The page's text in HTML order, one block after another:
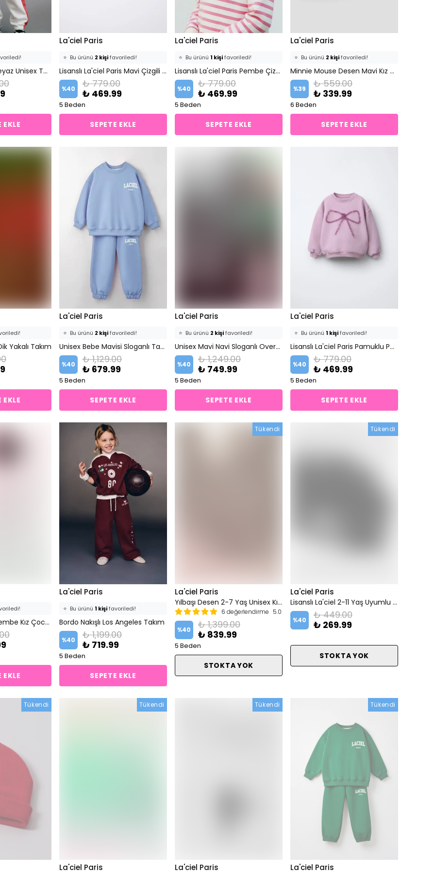
Önü Fermuarlı Beyaz Unisex Takım
EKLE
La'ciel Paris
⭐️ Bu ürünü 2 kişifavoriledi!
🛒 1 kişi sepetine ekledi!
Bugün0 adetsatıldı
Lisanslı La'ciel Paris Mavi Çizgili Uzun Kollu Sweatshirt
%40
₺ 779.00
₺ 469.99
5 Beden
SEPETE EKLE
La'ciel Paris
⭐️ Bu ürünü 1 kişifavoriledi!
🛒 0 kişi sepetine ekledi!
Bugün0 adetsatıldı
Lisanslı La'ciel Paris Pembe Çizgili Uzun Kollu Sweatshirt
%40
₺ 779.00
₺ 469.99
5 Beden
SEPETE EKLE
La'ciel Paris
⭐️ Bu ürünü 2 kişifavoriledi!
🛒 1 kişisepetine ekledi!
Bugün1 adetsatıldı
Minnie Mouse Desen Mavi Kız Çocuk Sweatshirt
%39
₺ 559.00
₺ 339.99
6 Beden
SEPETE EKLE
Yakalı Takım
EKLE
La'ciel Paris
⭐️ Bu ürünü 2 kişifavoriledi!
🛒 0 kişisepetine ekledi!
Bugün0 adetsatıldı
Unisex Bebe Mavisi Sloganlı Takım
%40
₺ 1,129.00
₺ 679.99
5 Beden
SEPETE EKLE
La'ciel Paris
⭐️ Bu ürünü 2 kişifavoriledi!
🛒 2 kişisepetine ekledi!
Bugün1 adetsatıldı
Unisex Mavi Navi Sloganlı Oversize Takım
%40
₺ 1,249.00
₺ 749.99
5 Beden
SEPETE EKLE
La'ciel Paris
⭐️ Bu ürünü 1 kişifavoriledi!
🛒 0 kişi sepetine ekledi!
Bugün0 adetsatıldı
Lisanslı La'ciel Paris Pamuklu Pembe Fiyonk Desenli Sweatshirt
%40
₺ 779.00
₺ 469.99
5 Beden
SEPETE EKLE
Meyve Desenli Pembe Kız Çocuk Takım
EKLE
La'ciel Paris
⭐️ Bu ürünü 1 kişifavoriledi!
🛒 1 kişisepetine ekledi!
Bugün0 adetsatıldı
Bordo Nakışlı Los Angeles Takım
%40
₺ 1,199.00
₺ 719.99
5 Beden
SEPETE EKLE
Tükendi
La'ciel Paris
Yılbaşı Desen 2-7 Yaş Unisex Kırmızı 3 İplik Şardonlu %100 Pamuk Altüst Takım
6 değerlendirme 5.0
%40
₺ 1,399.00
₺ 839.99
5 Beden
STOKTA YOK
Tükendi
La'ciel Paris
Lisanslı La'ciel 2-11 Yaş Uyumlu Triko %100 Pamuklu Siyah Bere
%40
₺ 449.00
₺ 269.99
STOKTA YOK
Tükendi Tükendi
La'ciel Paris
Tükendi
La'ciel Paris
Tükendi
La'ciel Paris